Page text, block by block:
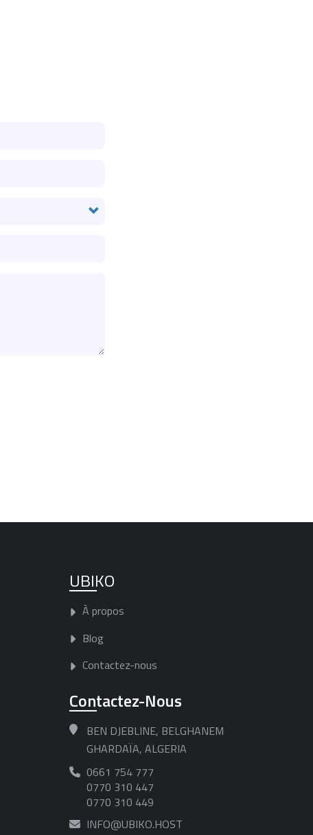
UBIKO
À propos
Blog
Contactez-nous
Contactez-Nous
BEN DJEBLINE, BELGHANEM
GHARDAÏA, ALGERIA
0661 754 777
0770 310 447
0770 310 449
INFO@UBIKO.HOST